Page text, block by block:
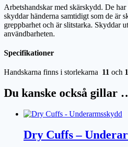
Arbetshandskar med skärskydd. De
skyddar händerna samtidigt som de är
greppbarhet och är slitstarka. Skyddar
användbarheten.
Specifikationer
Handskarna finns i storlekarna 11 och
Du kanske också gillar
Dry Cuffs –